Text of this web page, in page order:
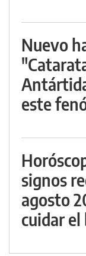
Nuevo
este
signos
agosto
cuidar